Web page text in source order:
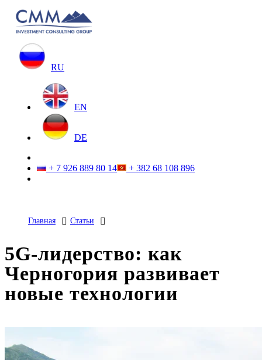
RU
EN
DE
+ 7 926 889 80 14 + 382 68 108 896
Главная Статьи
5G-лидерство: как
Черногория развивает
новые технологии